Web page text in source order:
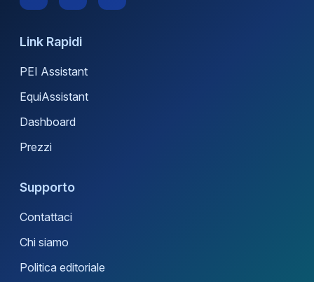
Link Rapidi
PEI Assistant
EquiAssistant
Dashboard
Prezzi
Supporto
Contattaci
Chi siamo
Politica editoriale